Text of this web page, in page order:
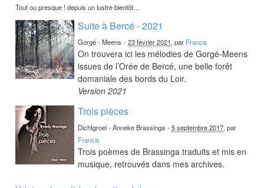
Tout ou presque ! depuis un lustre bientôt…
Suite à Bercé - 2021
Gorgé - Meens -23 février 2021, par Francis
On trouvera ici les mélodies de Gorgé-Meens
issues de l’Orée de Bercé, une belle forêt
domaniale des bords du Loir.
Version 2021
Trois pièces
Dichtgroei - Anneke Brassinga -5 septembre 2017, par
Francis
Trois poèmes de Brassinga traduits et mis en
musique, retrouvés dans mes archives.